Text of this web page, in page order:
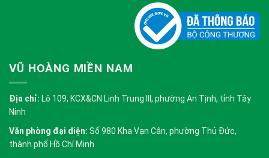
VŨ HOÀNG MIỀN NAM
Địa chỉ: Lô 109, KCX&CN Linh Trung III, phường An Tịnh, tỉnh Tây
Ninh
Văn phòng đại diện: Số 980 Kha Vạn Cân, phường Thủ Đức,
thành phố Hồ Chí Minh